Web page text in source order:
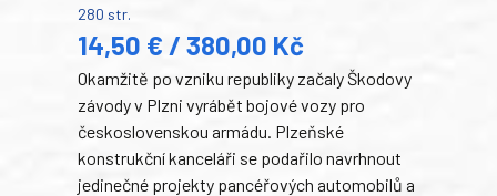
280 str.
14,50 € / 380,00 Kč
Okamžitě po vzniku republiky začaly Škodovy
závody v Plzni vyrábět bojové vozy pro
československou armádu. Plzeňské
konstrukční kanceláři se podařilo navrhnout
jedinečné projekty pancéřových automobilů a